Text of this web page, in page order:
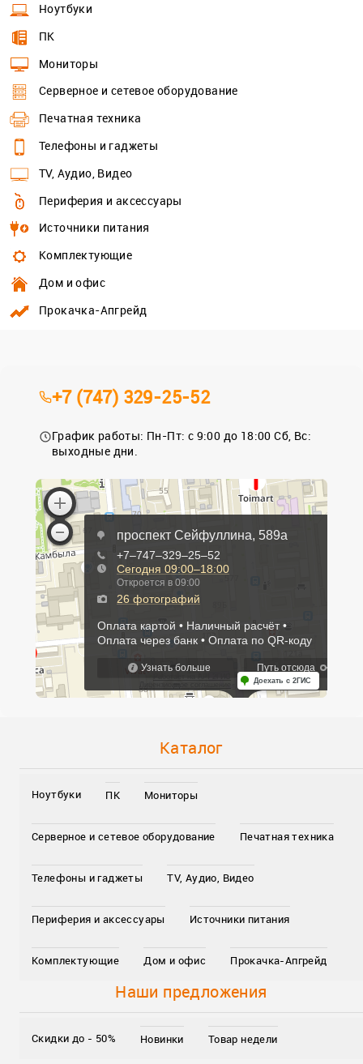
Ноутбуки
ПК
Мониторы
Серверное и сетевое оборудование
Печатная техника
Телефоны и гаджеты
TV, Аудио, Видео
Периферия и аксессуары
Источники питания
Комплектующие
Дом и офис
Прокачка-Апгрейд
Каталог
Ноутбуки ПК Мониторы
Серверное и сетевое оборудование Печатная техника
Телефоны и гаджеты TV, Аудио, Видео
Периферия и аксессуары Источники питания
Комплектующие Дом и офис Прокачка-Апгрейд
Наши предложения
Скидки до - 50% Новинки Товар недели
+7 (747) 329-25-52
График работы: Пн-Пт: с 9:00 до 18:00 Сб, Вс:
выходные дни.